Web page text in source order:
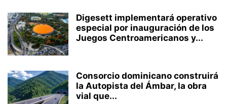
Digesett implementará operativo
especial por inauguración de los
Juegos Centroamericanos y...
Consorcio dominicano construirá
la Autopista del Ámbar, la obra
vial que...